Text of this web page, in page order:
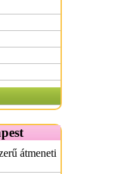
átmeneti